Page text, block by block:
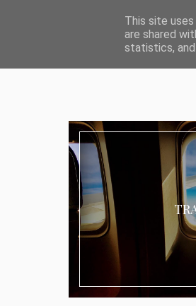
ABOUT I MEDIA & PR
This site
are shared
statistics,